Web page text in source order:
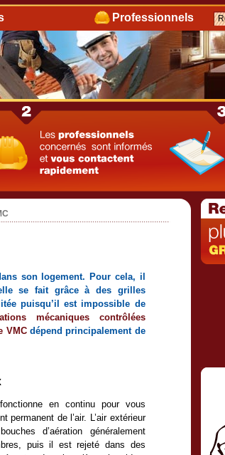
Professionnels
son logement. Pour cela, il
se fait grâce à des grilles
puisqu’il est impossible de
mécaniques contrôlées
VMCdépend principalement de
en continu pour vous
permanent de l’air. L’air extérieur
d’aération généralement
puis il est rejeté dans des